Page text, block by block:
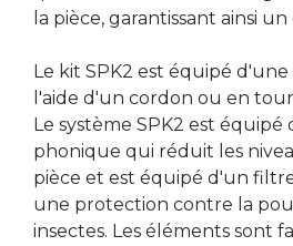
la pièce, garantissant ainsi
Le kit SPK2 est équipé
l'aide d'un cordon ou en
Le système SPK2 est équipé
phonique qui réduit les
pièce et est équipé d'un
une protection contre la
insectes. Les éléments sont